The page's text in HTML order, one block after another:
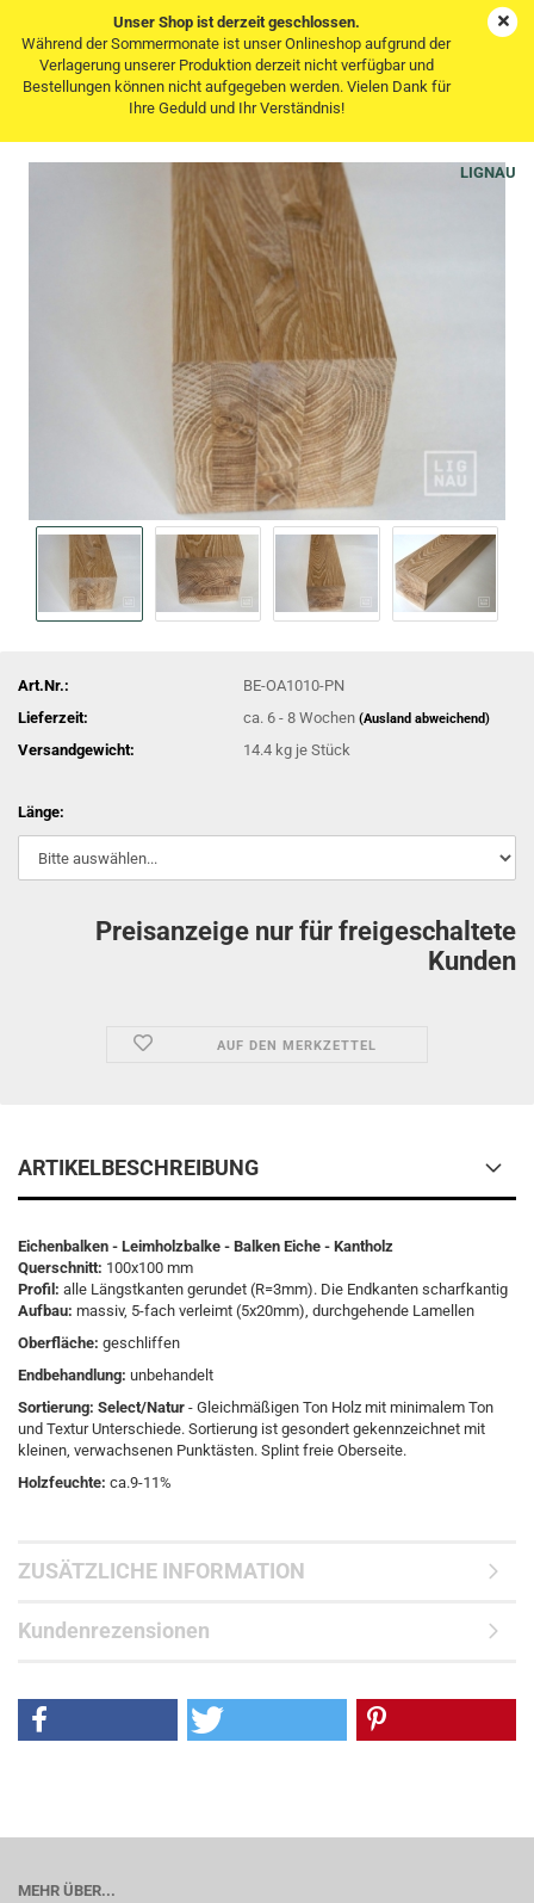
Unser Shop ist derzeit geschlossen.
Während der Sommermonate ist unser Onlineshop aufgrund der
Verlagerung unserer Produktion derzeit nicht verfügbar und
Bestellungen können nicht aufgegeben werden. Vielen Dank für
Ihre Geduld und Ihr Verständnis!
Brettschichtholz Leimholzbalke Eiche Select Natur
LIGNAU
Art.Nr.:
BE-OA1010-PN
Lieferzeit:
ca. 6 - 8 Wochen(Ausland abweichend)
Versandgewicht: 14.4 kg je Stück
Länge:
Preisanzeige nur für freigeschaltete
Kunden
AUF DEN MERKZETTEL
ARTIKELBESCHREIBUNG
Eichenbalken - Leimholzbalke - Balken Eiche - Kantholz
Querschnitt: 100x100 mm
Profil: alle Längstkanten gerundet (R=3mm). Die Endkanten scharfkantig
Aufbau: massiv, 5-fach verleimt (5x20mm), durchgehende Lamellen
Oberfläche: geschliffen
Endbehandlung: unbehandelt
Sortierung: Select/Natur - Gleichmäßigen Ton Holz mit minimalem Ton
und Textur Unterschiede. Sortierung ist gesondert gekennzeichnet mit
kleinen, verwachsenen Punktästen. Splint freie Oberseite.
Holzfeuchte: ca.9-11%
ZUSÄTZLICHE INFORMATION
Kundenrezensionen
MEHR ÜBER...